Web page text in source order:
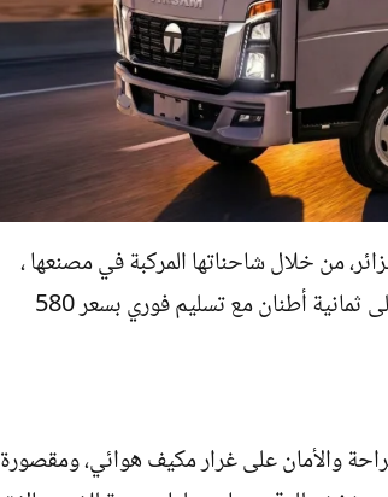
من خلال شاحناتها المركبة في مصنعها ،
حيث أعلنت عن تسويق شاحنة جديدة بحمولى ثمانية أطنان مع تسليم فوري بسعر 580
والأمان على غرار مكيف هوائي، ومقصورة